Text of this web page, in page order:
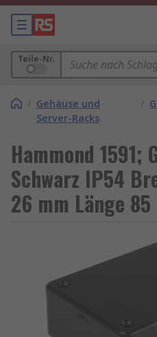
Teile-Nr.
/ Gehäuse und
Server-Racks
/
Hammond 1591;
Schwarz IP54
26 mm Länge 85